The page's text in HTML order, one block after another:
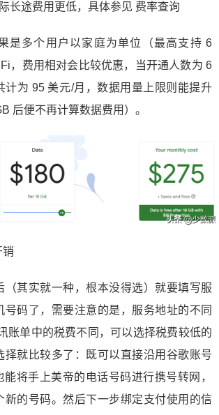
长途费用更低，具体参见 费率查询
是多个用户以家庭为单位（最高支持 6
，费用相对会比较优惠，当开通人数为 6
计为 95 美元/月，数据用量上限则能提升
后便不再计算数据费用）。
销
（其实就一种，根本没得选）就要填写服
号码了，需要注意的是，服务地址的不同
账单中的税费不同，可以选择税费较低的
择就比较多了：既可以直接沿用谷歌账号
能将手上美帝的电话号码进行携号转网，
新的号码。然后下一步绑定支付使用的信